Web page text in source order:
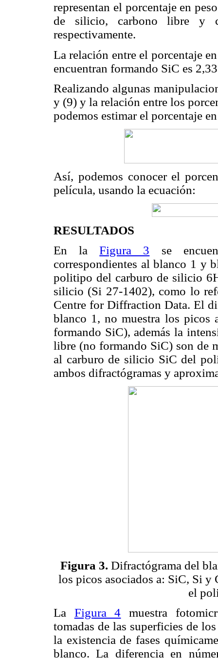
representan el porcentaje en
de silicio, carbono libre y
respectivamente.
La relación entre el porcentaje
encuentran formando SiC es
Realizando algunas
y (9) y la relación entre los
podemos estimar el porcentaje
Así, podemos conocer el
película, usando la ecuación:
RESULTADOS
En laFigura 3 se
correspondientes al blanco 1 y
politipo del carburo de silicio
silicio (Si 27-1402), como lo
Centre for Diffraction Data. El
blanco 1, no muestra los
formando SiC), además la
libre (no formando SiC) son de
al carburo de silicio SiC del
ambos difractógramas y
Figura 3. Difractógrama del
los picos asociados a: SiC, Si
el
La Figura 4 muestra
tomadas de las superficies de
la existencia de fases
blanco. La diferencia en